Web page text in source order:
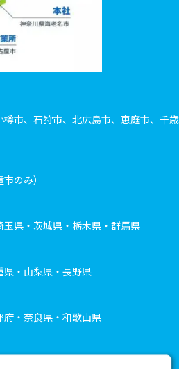
市、石狩市、北広島市、恵庭市、千歳
のみ）
県・茨城県・栃木県・群馬県
県・山梨県・長野県
府・奈良県・和歌山県